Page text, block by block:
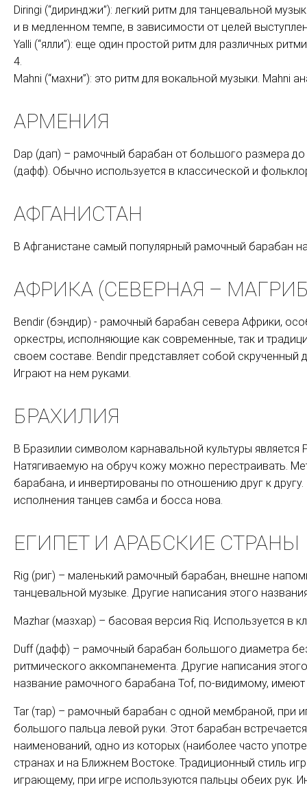
Diringi (“диринджи”): легкий ритм для танцевальной
и в медленном темпе, в зависимости от целей
Yalli (“ялли”): еще один простой ритм для различных
4.
Mahni (“махни”): это ритм для вокальной музыки. Mahni
АРМЕНИЯ
Dap (дап) – рамочный барабан от большого размера
(дафф). Обычно используется в классической и
АФГАНИСТАН
В Афганистане самый популярный рамочный барабан
АФРИКА (СЕВЕРНАЯ –
Bendir (бэндир) - рамочный барабан севера Африки,
оркестры, исполняющие как современные, так и
своем составе. Bendir представляет собой
Играют на нем руками.
БРАХИЛИЯ
В Бразилии символом карнавальной культуры
Натягиваемую на обруч кожу можно перестраивать.
барабана, и инвертированы по отношению друг к
исполнения танцев самба и босса нова.
ЕГИПЕТ И АРАБСКИЕ СТРАНЫ
Rig (риг) – маленький рамочный барабан, внешне
танцевальной музыке. Другие написания этого
Mazhar (мазхар) – басовая версия Riq. Используется в
Duff (дафф) – рамочный барабан большого диаметра
ритмического аккомпанемента. Другие написания
название рамочного барабана Tof, по-видимому,
Tar (тар) – рамочный барабан с одной мембраной, при
большого пальца левой руки. Этот барабан
наименований, одно из которых (наиболее часто
странах и на Ближнем Востоке. Традиционный стиль
играющему, при игре используются пальцы обеих